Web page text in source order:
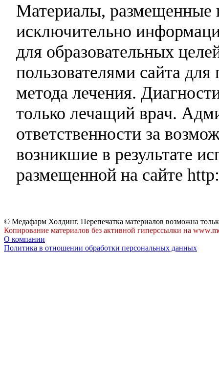
Материалы, размещенные
исключительно
для образовательных
пользователями сайта
метода лечения.
только лечащий врач.
ответственности за
возникшие в результате
размещенной на сайте
© Медафарм Холдинг. Перепечатка материалов возможна
Копирование материалов без активной гиперссылки на
О компании
Политика в отношении обработки персональных данных